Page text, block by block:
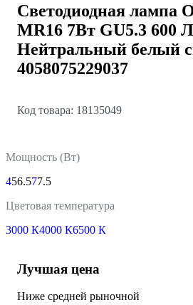
Светодиодная лампа
MR16 7Вт GU5.3 600
Нейтральный белый
4058075229037
Код товара: 18135049
Мощность (Вт)
456.577.5
Цветовая температура
3000 К4000 К6500 К
Лучшая цена
Ниже средней рыночной